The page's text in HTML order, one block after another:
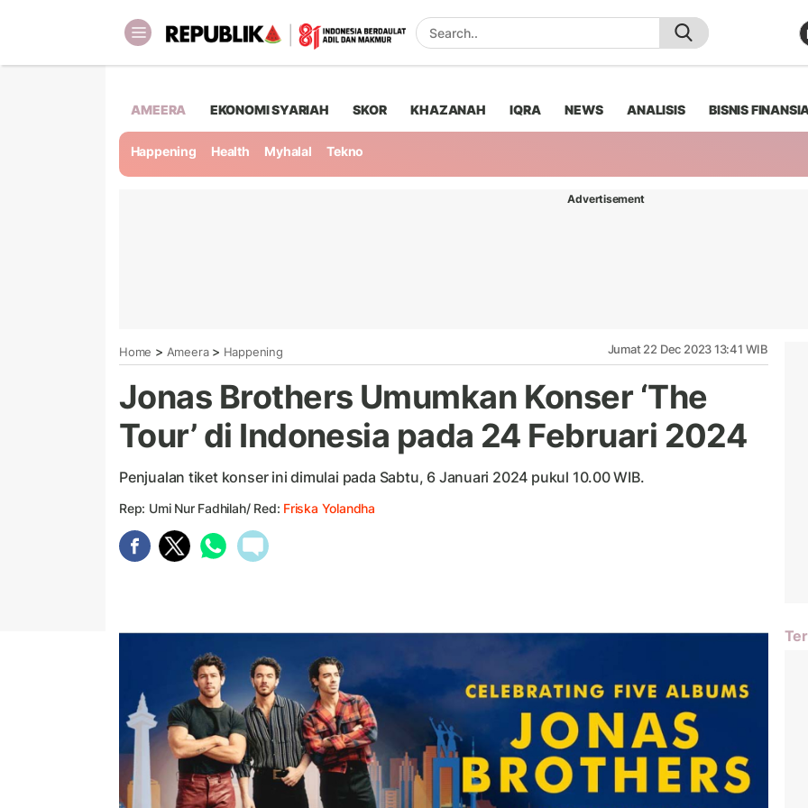
AMEERA EKONOMI SYARIAH SKOR KHAZANAH IQRA NEWS ANALISIS BISNIS
Happening Health Myhalal Tekno
Advertisement
Home > Ameera> Happening Jumat 22 Dec 2023 13:41 WIB
Jonas Brothers Umumkan Konser ‘The
Tour’ di Indonesia pada 24 Februari 2024
Penjualan tiket konser ini dimulai pada Sabtu, 6 Januari 2024 pukul 10.00 WIB.
Rep: Umi Nur Fadhilah/ Red: Friska Yolandha